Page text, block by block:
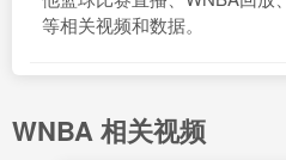
等相关视频和数据。
WNBA 相关视频